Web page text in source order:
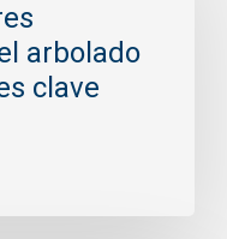
arbolado
clave